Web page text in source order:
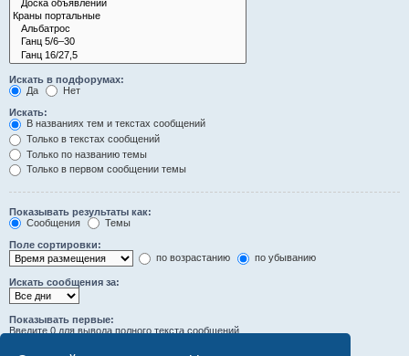
Искать в подфорумах:
Да
Нет
Искать:
В названиях тем и текстах сообщений
Только в текстах сообщений
Только по названию темы
Только в первом сообщении темы
Показывать результаты как:
Сообщения
Темы
Поле сортировки:
по возрастанию
по убыванию
Искать сообщения за:
Показывать первые:
Введите 0 для вывода полного текста сообщений.